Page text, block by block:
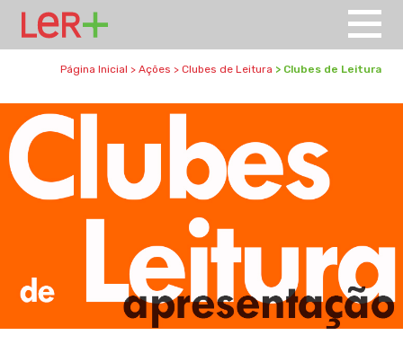
Página Inicial > Ações > Clubes de Leitura > Clubes de Leitura